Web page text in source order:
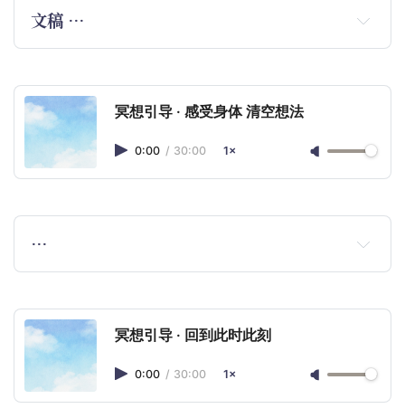
文稿 …
冥想引导 · 感受身体 清空想法
0:00 / 30:00 1×
…
冥想引导 · 回到此时此刻
0:00 / 30:00 1×